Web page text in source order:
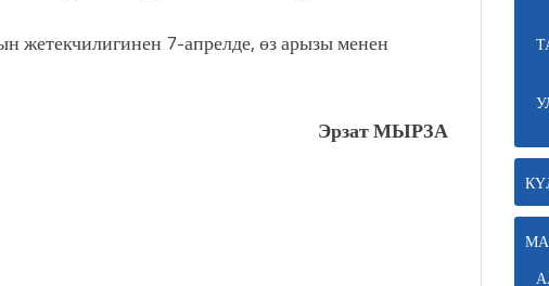
жетекчилигинен 7-апрелде, өз арызы менен
Эрзат МЫРЗА